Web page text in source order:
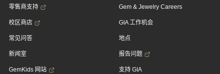
零售商支持
校区商店
常见问答
新闻室
GemKids 网站
Gem & Jewelry Careers
GIA 工作机会
地点
报告问题
支持 GIA